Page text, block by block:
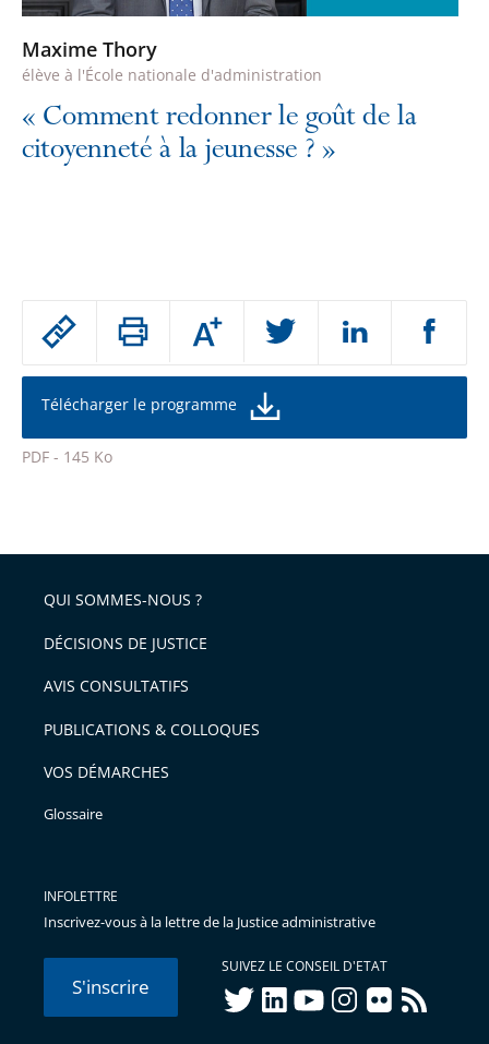
Passer
partage
de
l'article
pour
Augmenter
ou
la
de
police
Télécharger le programme
PDF - 145 Ko
l'article
pour
avant
Maxime Thory
élève à l'École nationale d'administration
« Comment redonner le goût de la
citoyenneté à la jeunesse ?»
QUI SOMMES-NOUS ?
DÉCISIONS DE JUSTICE
AVIS CONSULTATIFS
PUBLICATIONS & COLLOQUES
VOS DÉMARCHES
Glossaire
INFOLETTRE
Inscrivez-vous à la lettre de la Justice administrative
S'inscrire
SUIVEZ LE CONSEIL D'ETAT
twitterlinkedInyoutubeinstagram
flickr rss